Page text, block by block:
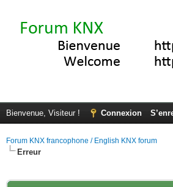
Bienvenue, Visiteur ! Connexion
Forum KNX francophone / English KNX forum
Erreur